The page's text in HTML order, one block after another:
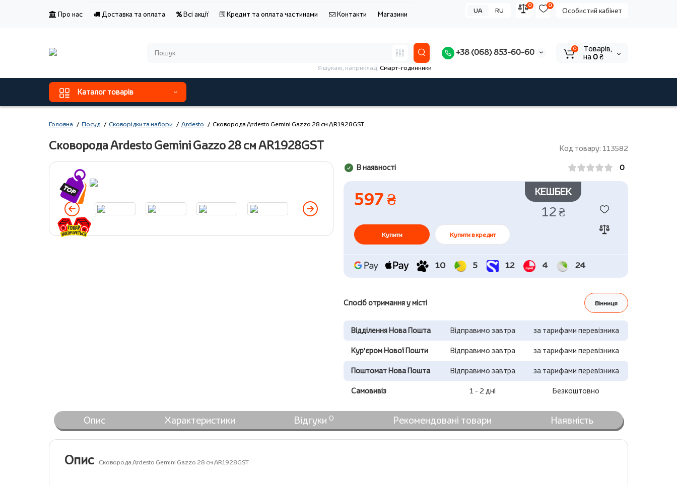
Про нас Доставка та оплата Всі акції Кредит та оплата частинами Контакти Магазини Особистий кабінет
0
0
UA RU
+38 (068) 853-60-60
Я шукаю, наприклад,Смарт-годинники
0
Tоварів,
на0 ₴
Каталог товарів
Головна Посуд Сковорідки та набори Ardesto Сковорода Ardesto Gemini Gazzo 28 см AR1928GST
Код товару: 113582
Сковорода Ardesto Gemini Gazzo 28 см AR1928GST
В наявності 0
597 ₴ КЕШБЕК
12 ₴
Купити Купити в кредит
10 5 12 4 24
Спосіб отримання у місті Вінниця
Відділення Нова Пошта Відправимо завтра за тарифами перевізника
Кур'єром Нової Пошти Відправимо завтра за тарифами перевізника
Поштомат Нова Пошта Відправимо завтра за тарифами перевізника
Самовивіз 1 - 2 дні Безкоштовно
Опис Характеристики Відгуки 0 Рекомендовані товари Наявність
Опис Сковорода Ardesto Gemini Gazzo 28 см AR1928GST